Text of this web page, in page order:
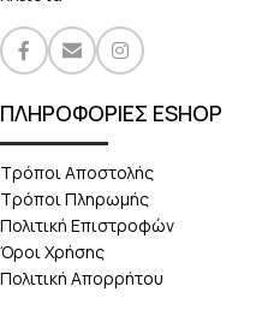
ΠΛΗΡΟΦΟΡΙΕΣ ESHOP
Τρόποι Αποστολής
Τρόποι Πληρωμής
Πολιτική Επιστροφών
Όροι Χρήσης
Πολιτική Απορρήτου